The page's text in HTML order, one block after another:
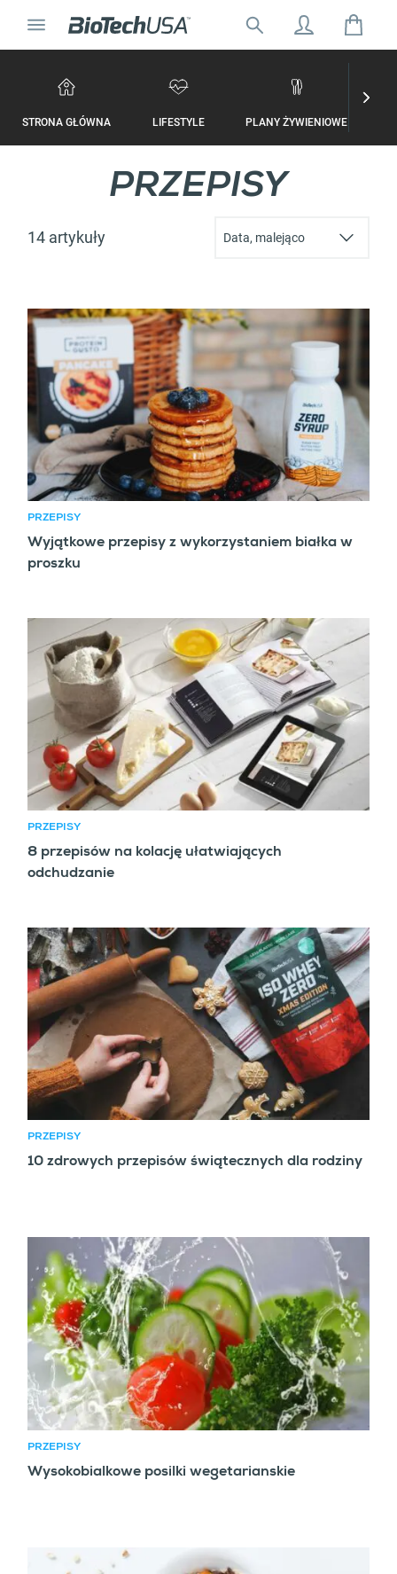
Nawigacja Toggle
Szukaj:
Wyskakujące okienko autouzupełniania wyszukiwania
STRONA GŁÓWNA LIFESTYLE PLANY ŻYWIENIOWE
PRZEPISY
14 artykuły
PRZEPISY
Wyjątkowe przepisy z wykorzystaniem białka w
proszku
PRZEPISY
8 przepisów na kolację ułatwiających
odchudzanie
PRZEPISY
10 zdrowych przepisów świątecznych dla rodziny
PRZEPISY
Wysokobialkowe posilki wegetarianskie